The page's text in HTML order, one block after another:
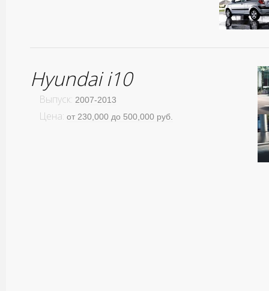
Hyundai i10
Выпуск: 2007-2013
Цена: от 230,000 до 500,000 руб.